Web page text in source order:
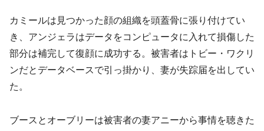
カミールは見つかった顔の組織を頭蓋骨に張り付けてい
き、アンジェラはデータをコンピュータに入れて損傷した
部分は補完して復顔に成功する。被害者はトビー・ワクリ
ンだとデータベースで引っ掛かり、妻が失踪届を出してい
た。
ブースとオーブリーは被害者の妻アニーから事情を聴きた